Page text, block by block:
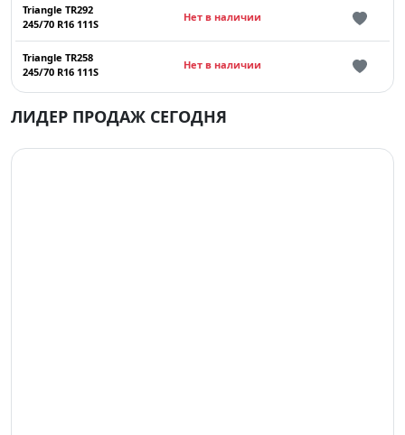
Triangle TR292
245/70 R16 111S
Нет в наличии
Triangle TR258
245/70 R16 111S
Нет в наличии
ЛИДЕР ПРОДАЖ СЕГОДНЯ